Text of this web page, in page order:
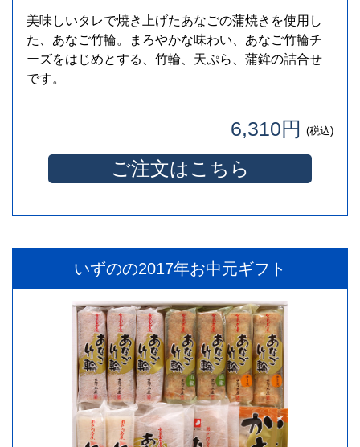
美味しいタレで焼き上げたあなごの蒲焼きを使用し
た、あなご竹輪。まろやかな味わい、あなご竹輪チ
ーズをはじめとする、竹輪、天ぷら、蒲鉾の詰合せ
です。
6,310円 (税込)
ご注文はこちら
いずのの2017年お中元ギフト